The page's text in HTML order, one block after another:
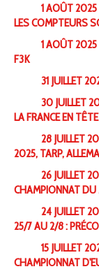
1 AOÛT 2025
LES COMPTEURS
1 AOÛT 2025
F3K
31 JUILLET
30 JUILLET
LA FRANCE EN TÊTE
28 JUILLET
2025, TARP,
26 JUILLET
CHAMPIONNAT DU
24 JUILLET
25/7 AU 2/8 :
15 JUILLET
CHAMPIONNAT